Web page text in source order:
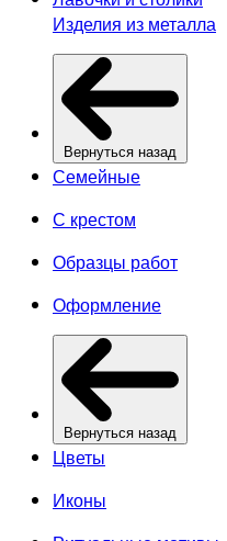
Изделия из металла
Вернуться назад
Семейные
С крестом
Образцы работ
Оформление
Вернуться назад
Цветы
Иконы